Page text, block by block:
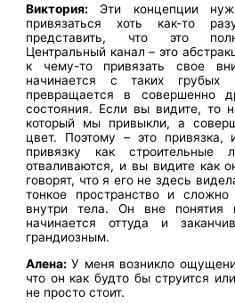
Виктория: Эти концепции
привязаться хоть как-то
представить, что это
Центральный канал – это
к чему-то привязать свое
начинается с таких грубых
превращается в совершенно
состояния. Если вы видите, то
который мы привыкли, а
цвет. Поэтому – это привязка,
привязку как строительные
отваливаются, и вы видите как
говорят, что я его не здесь
тонкое пространство и сложно
внутри тела. Он вне понятия
начинается оттуда и
грандиозным.
Алена: У меня возникло
что он как будто бы струится
не просто стоит.